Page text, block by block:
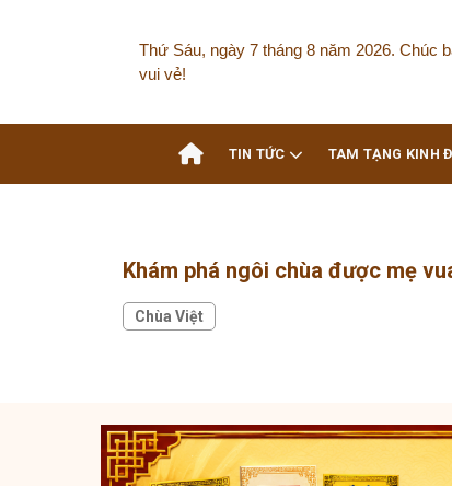
Thứ Sáu, ngày 7 tháng 8 năm 2026. Chúc
vui vẻ!
TIN TỨC TAM TẠNG KINH
Khám phá ngôi chùa được mẹ
Chùa Việt